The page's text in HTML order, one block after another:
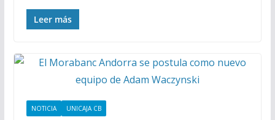
Leer más
NOTICIA UNICAJA CB